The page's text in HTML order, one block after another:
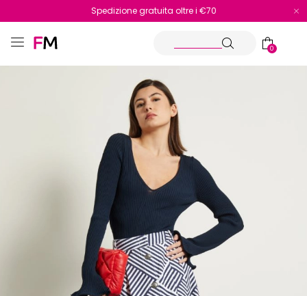
Reso facile e veloce
Spedizione gratuita oltre i €70
0